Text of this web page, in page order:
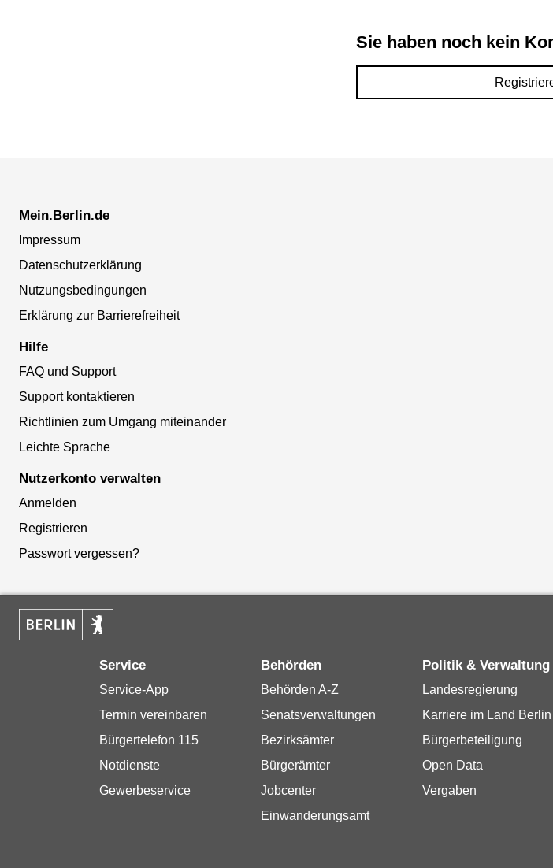
Sie haben noch kein
Mein.Berlin.de
Impressum
Datenschutzerklärung
Nutzungsbedingungen
Erklärung zur Barrierefreiheit
Hilfe
FAQ und Support
Support kontaktieren
Richtlinien zum Umgang miteinander
Leichte Sprache
Nutzerkonto verwalten
Anmelden
Registrieren
Passwort vergessen?
Service
Service-App
Termin vereinbaren
Bürgertelefon 115
Notdienste
Gewerbeservice
Behörden
Behörden A-Z
Senatsverwaltungen
Bezirksämter
Bürgerämter
Jobcenter
Einwanderungsamt
Politik & Verwaltung
Landesregierung
Karriere im Land Berlin
Bürgerbeteiligung
Open Data
Vergaben